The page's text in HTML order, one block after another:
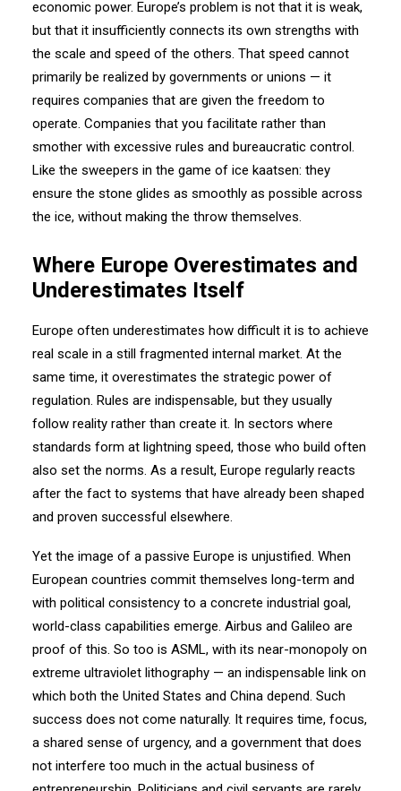
economic power. Europe’s problem is not that it is weak,
but that it insufficiently connects its own strengths with
the scale and speed of the others. That speed cannot
primarily be realized by governments or unions — it
requires companies that are given the freedom to
operate. Companies that you facilitate rather than
smother with excessive rules and bureaucratic control.
Like the sweepers in the game of ice kaatsen: they
ensure the stone glides as smoothly as possible across
the ice, without making the throw themselves.
Where Europe Overestimates and
Underestimates Itself
Europe often underestimates how difficult it is to achieve
real scale in a still fragmented internal market. At the
same time, it overestimates the strategic power of
regulation. Rules are indispensable, but they usually
follow reality rather than create it. In sectors where
standards form at lightning speed, those who build often
also set the norms. As a result, Europe regularly reacts
after the fact to systems that have already been shaped
and proven successful elsewhere.
Yet the image of a passive Europe is unjustified. When
European countries commit themselves long-term and
with political consistency to a concrete industrial goal,
world-class capabilities emerge. Airbus and Galileo are
proof of this. So too is ASML, with its near-monopoly on
extreme ultraviolet lithography — an indispensable link on
which both the United States and China depend. Such
success does not come naturally. It requires time, focus,
a shared sense of urgency, and a government that does
not interfere too much in the actual business of